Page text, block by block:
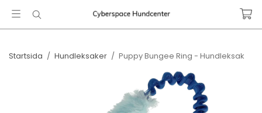
Startsida / Hundleksaker / Puppy Bungee Ring - Hundleksak